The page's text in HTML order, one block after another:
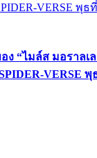
“ไมล์ส มอราลเล
VERSE